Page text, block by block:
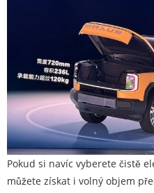
Pokud si navíc vyberete čistě
můžete získat i volný objem